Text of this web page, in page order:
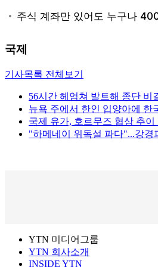
국제
기사목록 전체보기
56시간 헤엄쳐 발트해 종단 비
뉴욕 주에서 한인 입양아에 한
국제 유가, 호르무즈 협상 추이
"하메네이 위독설 파다"...강경
YTN 미디어그룹
YTN 회사소개
INSIDE YTN